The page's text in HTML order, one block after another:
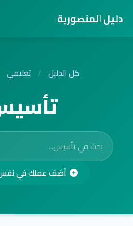
دليل المنصورية
كل الدليل / تعليمي
أضف عملك في